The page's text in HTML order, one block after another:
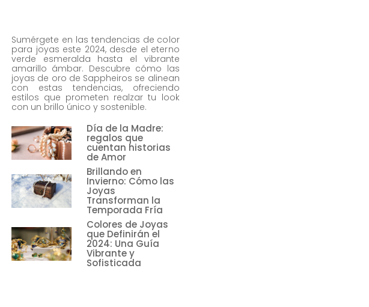
Sumérgete en las tendencias de color
para joyas este 2024, desde el eterno
verde esmeralda hasta el vibrante
amarillo ámbar. Descubre cómo las
joyas de oro de Sappheiros se alinean
con estas tendencias, ofreciendo
estilos que prometen realzar tu look
con un brillo único y sostenible.
Día de la Madre:
regalos que
cuentan historias
de Amor
Brillando en
Invierno: Cómo las
Joyas
Transforman la
Temporada Fría
Colores de Joyas
que Definirán el
2024: Una Guía
Vibrante y
Sofisticada